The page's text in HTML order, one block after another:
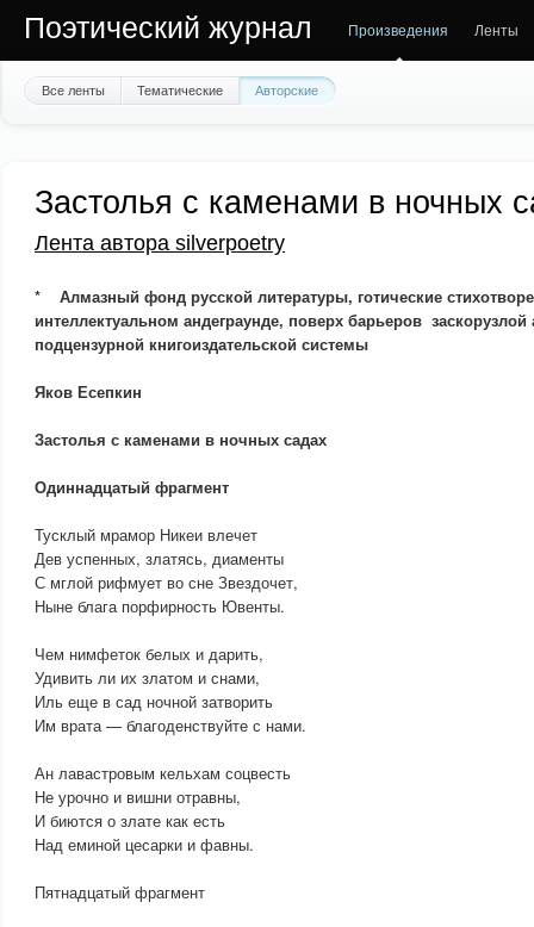
Поэтический журнал Произведения Ленты
Все ленты Тематические Авторские
Застолья с каменами в ночных
Лента автора silverpoetry
* Алмазный фонд русской литературы, готические
интеллектуальном андеграунде, поверх барьеров заскорузлой
подцензурной книгоиздательской системы
Яков Есепкин
Застолья с каменами в ночных садах
Одиннадцатый фрагмент
Тусклый мрамор Никеи влечет
Дев успенных, златясь, диаменты
С мглой рифмует во сне Звездочет,
Ныне блага порфирность Ювенты.
Чем нимфеток белых и дарить,
Удивить ли их златом и снами,
Иль еще в сад ночной затворить
Им врата — благоденствуйте с нами.
Ан лавастровым кельхам соцвесть
Не урочно и вишни отравны,
И биются о злате как есть
Над еминой цесарки и фавны.
Пятнадцатый фрагмент